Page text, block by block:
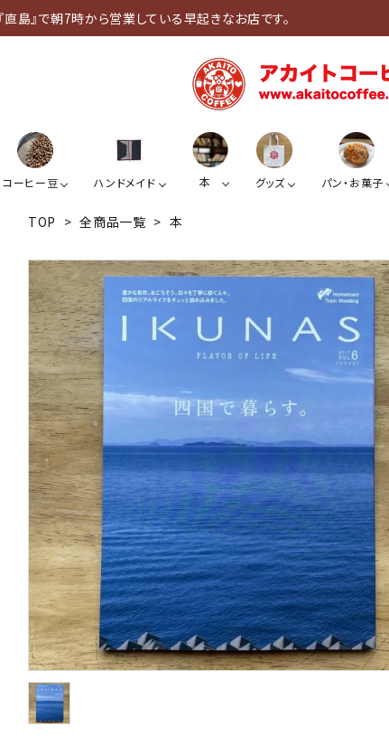
島』で朝7時から営業している早起きなお店です。
コーヒー豆 ハンドメイド 本 グッズ パン・お菓子
TOP > 全商品一覧 > 本